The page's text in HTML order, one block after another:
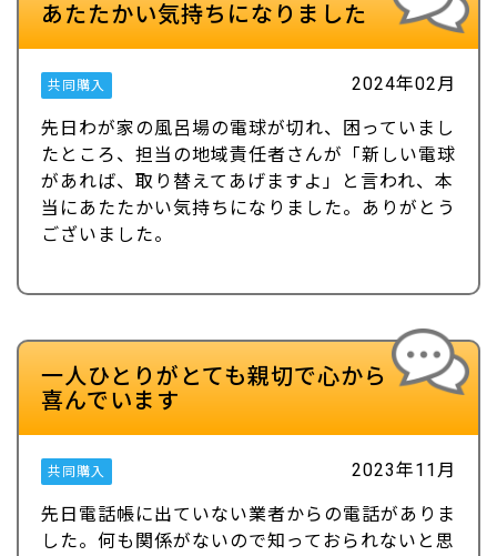
あたたかい気持ちになりました
共同購入 2024年02月
先日わが家の風呂場の電球が切れ、困っていまし
たところ、担当の地域責任者さんが「新しい電球
があれば、取り替えてあげますよ」と言われ、本
当にあたたかい気持ちになりました。ありがとう
ございました。
一人ひとりがとても親切で心から
喜んでいます
共同購入 2023年11月
先日電話帳に出ていない業者からの電話がありま
した。何も関係がないので知っておられないと思